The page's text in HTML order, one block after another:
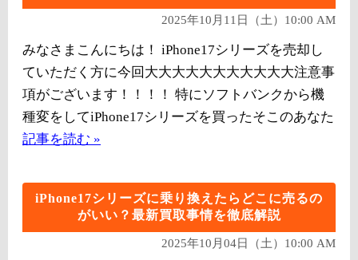
2025年10月11日（土）10:00 AM
みなさまこんにちは！ iPhone17シリーズを売却し
ていただく方に今回大大大大大大大大大大大注意事
項がございます！！！！ 特にソフトバンクから機
種変をしてiPhone17シリーズを買ったそこのあなた
記事を読む »
iPhone17シリーズに乗り換えたらどこに売るの
がいい？最新買取事情を徹底解説
2025年10月04日（土）10:00 AM